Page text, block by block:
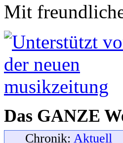
Mit
Das GANZE
Chronik: Aktuell